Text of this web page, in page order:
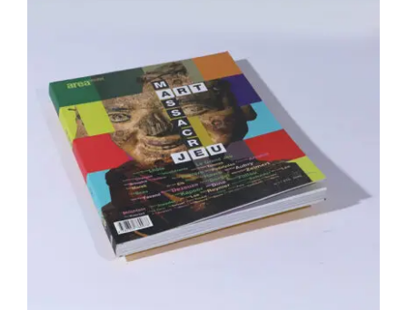
Area revue n°17 – Art, Massacre, et Jeu